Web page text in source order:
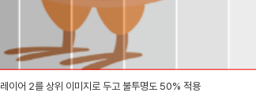
레이어 2를 상위 이미지로 두고 불투명도 50% 적용